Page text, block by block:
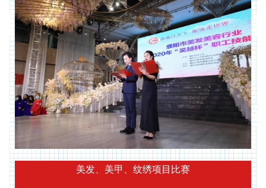
美发、美甲、纹绣项目比赛